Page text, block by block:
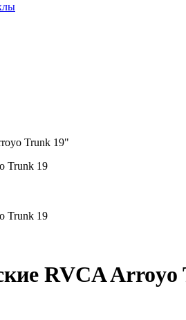
Trunk 19"
RVCA Arroyo